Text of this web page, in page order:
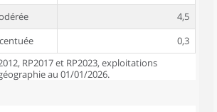
4,5
0,3
RP2017 et RP2023, exploitations
au 01/01/2026.